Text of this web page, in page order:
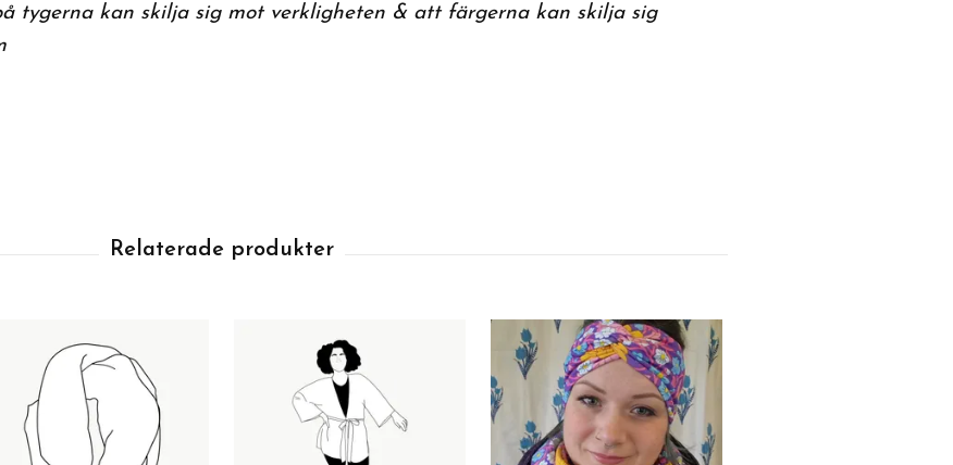
tygerna kan skilja sig mot verkligheten & att färgerna kan skilja sig